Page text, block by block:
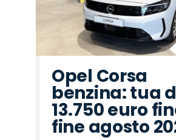
Opel Corsa
benzina: tua
13.750 euro
fine agosto